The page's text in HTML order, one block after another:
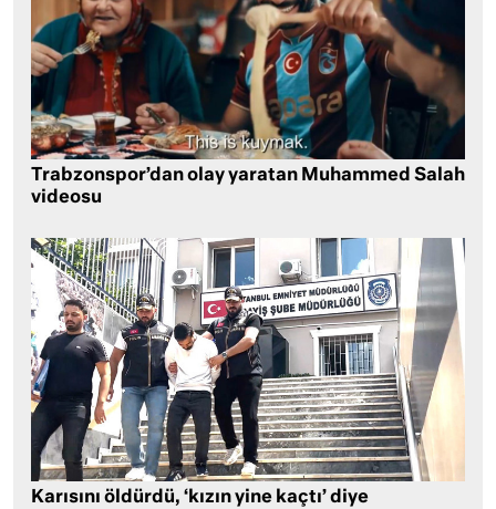
Trabzonspor’dan olay yaratan Muhammed Salah
videosu
Karısını öldürdü, ‘kızın yine kaçtı’ diye